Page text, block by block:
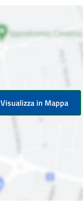
Visualizza in Mappa